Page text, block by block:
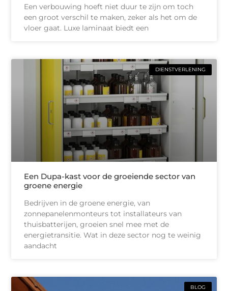
Een verbouwing hoeft niet duur te zijn om toch
een groot verschil te maken, zeker als het om de
vloer gaat. Luxe laminaat biedt een
DIENSTVERLENING
Een Dupa-kast voor de groeiende sector van
groene energie
Bedrijven in de groene energie, van
zonnepanelenmonteurs tot installateurs van
thuisbatterijen, groeien snel mee met de
energietransitie. Wat in deze sector nog te weinig
aandacht
BLOG